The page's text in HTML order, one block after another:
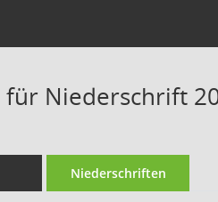
für Niederschrift
Niederschriften